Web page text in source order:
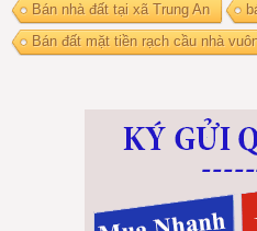
Bán nhà đất tại xã Trung An
Bán đất mặt tiền rạch cầu nhà